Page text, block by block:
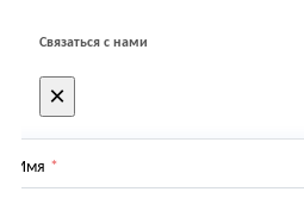
Связаться с нами
×
Имя *